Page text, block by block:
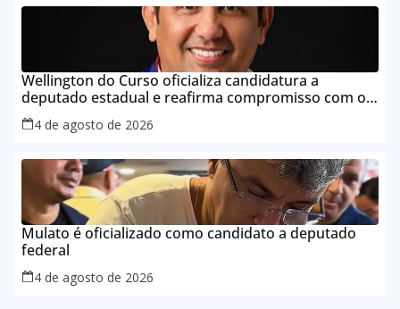
Wellington do Curso oficializa candidatura a
deputado estadual e reafirma compromisso com o
povo do Maranhão
4 de agosto de 2026
Mulato é oficializado como candidato a deputado
federal
4 de agosto de 2026